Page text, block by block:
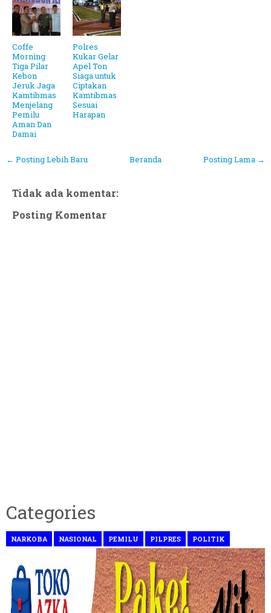
Coffe
Morning
Tiga Pilar
Kebon
Jeruk Jaga
Kamtibmas
Menjelang
Pemilu
Aman Dan
Damai
Polres
Kukar Gelar
Apel Ton
Siaga untuk
Ciptakan
Kamtibmas
Sesuai
Harapan
← Posting Lebih Baru Posting Lama →
Beranda
Tidak ada komentar:
Posting Komentar
Categories
NARKOBA NASIONAL PEMILU PILPRES POLITIK